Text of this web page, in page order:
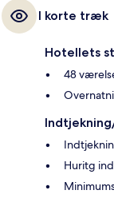
I korte træk
Hotellets
48
Huritg